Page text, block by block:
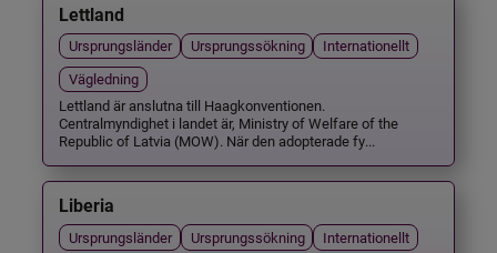
Lettland
Ursprungsländer Ursprungssökning
Internationellt
Vägledning
Lettland är anslutna till Haagkonventionen.
Centralmyndighet i landet är, Ministry of Welfare of the
Republic of Latvia (MOW). När den adopterade fy...
Liberia
Ursprungsländer Ursprungssökning
Internationellt